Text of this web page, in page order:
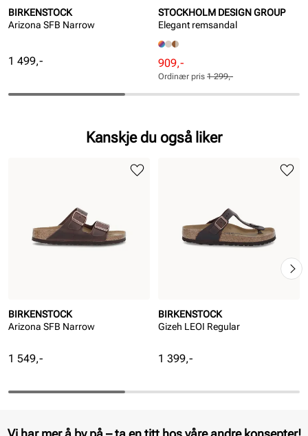
BIRKENSTOCK
Arizona SFB Narrow
Pris
1 499,-
STOCKHOLM DESIGN GROUP
Elegant remsandal
Rabattert
pris
Pris
909,-
Ordinær
pris
Pris
Ordinær pris 1 299,-
Kanskje du også liker
BIRKENSTOCK
Arizona SFB Narrow
Pris
1 549,-
BIRKENSTOCK
Gizeh LEOI Regular
Pris
1 399,-